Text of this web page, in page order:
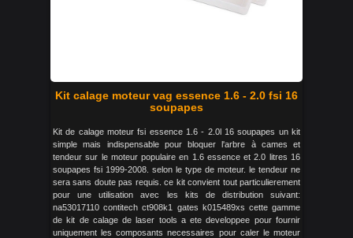
Kit calage moteur vag essence 1.6 - 2.0 fsi 16
soupapes
Kit de calage moteur fsi essence 1.6 - 2.0l 16 soupapes un kit
simple mais indispensable pour bloquer l'arbre à cames et
tendeur sur le moteur populaire en 1.6 essence et 2.0 litres 16
soupapes fsi 1999-2008. selon le type de moteur. le tendeur ne
sera sans doute pas requis. ce kit convient tout particulierement
pour une utilisation avec les kits de distribution suivant:
na53017110 contitech ct908k1 gates k015489xs cette gamme
de kit de calage de laser tools a ete developpee pour fournir
uniquement les composants necessaires pour caler le moteur